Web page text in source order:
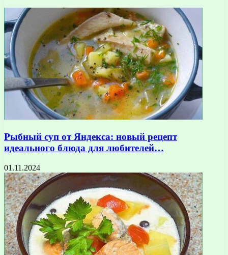
Рыбный суп от Яндекса: новый рецепт
идеального блюда для любителей…
01.11.2024